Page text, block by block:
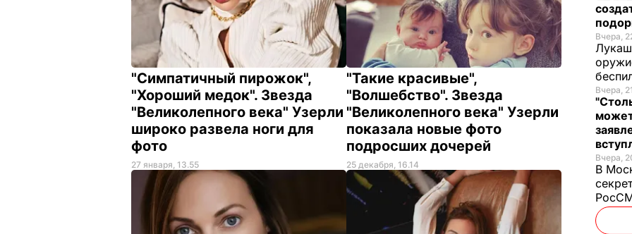
"Симпатичный пирожок",
"Хороший медок". Звезда
"Великолепного века" Узерли
широко развела ноги для
фото
27 января, 13.55
"Такие красивые",
"Волшебство". Звезда
"Великолепного века" Узерли
показала новые фото
подросших дочерей
25 декабря, 16.14
Вчера,
Вчера,
Вчера,
В